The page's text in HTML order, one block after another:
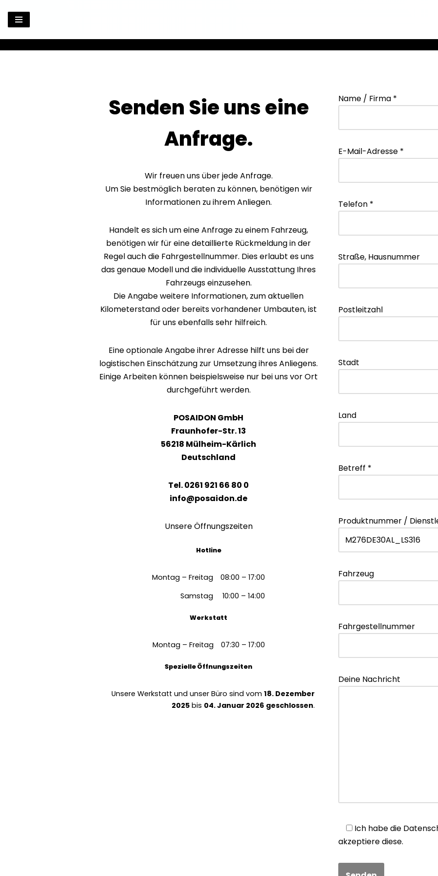
Zum
Inhalt
springen
Senden Sie uns eine
Anfrage.
Wir freuen uns über jede Anfrage.
Um Sie bestmöglich beraten zu können, benötigen wir
Informationen zu ihrem Anliegen.
Handelt es sich um eine Anfrage zu einem Fahrzeug,
benötigen wir für eine detaillierte Rückmeldung in der
Regel auch die Fahrgestellnummer. Dies erlaubt es uns
das genaue Modell und die individuelle Ausstattung Ihres
Fahrzeugs einzusehen.
Die Angabe weitere Informationen, zum aktuellen
Kilometerstand oder bereits vorhandener Umbauten, ist
für uns ebenfalls sehr hilfreich.
Eine optionale Angabe ihrer Adresse hilft uns bei der
logistischen Einschätzung zur Umsetzung ihres Anliegens.
Einige Arbeiten können beispielsweise nur bei uns vor Ort
durchgeführt werden.
POSAIDON GmbH
Fraunhofer-Str. 13
56218 Mülheim-Kärlich
Deutschland
Tel. 0261 921 66 80 0
info@posaidon.de
Unsere Öffnungszeiten
Hotline
Montag – Freitag
08:00 – 17:00
Samstag
10:00 – 14:00
Werkstatt
Montag – Freitag 07:30 – 17:00
Spezielle Öffnungszeiten
Unsere Werkstatt und unser Büro sind vom18. Dezember
2025 bis 04. Januar 2026 geschlossen.
Name / Firma *
E-Mail-Adresse *
Telefon *
Straße, Hausnummer
Postleitzahl
Stadt
Land
Betreff *
Produktnummer /
Fahrzeug
Fahrgestellnummer
Deine Nachricht
Ich habe die
akzeptiere diese.